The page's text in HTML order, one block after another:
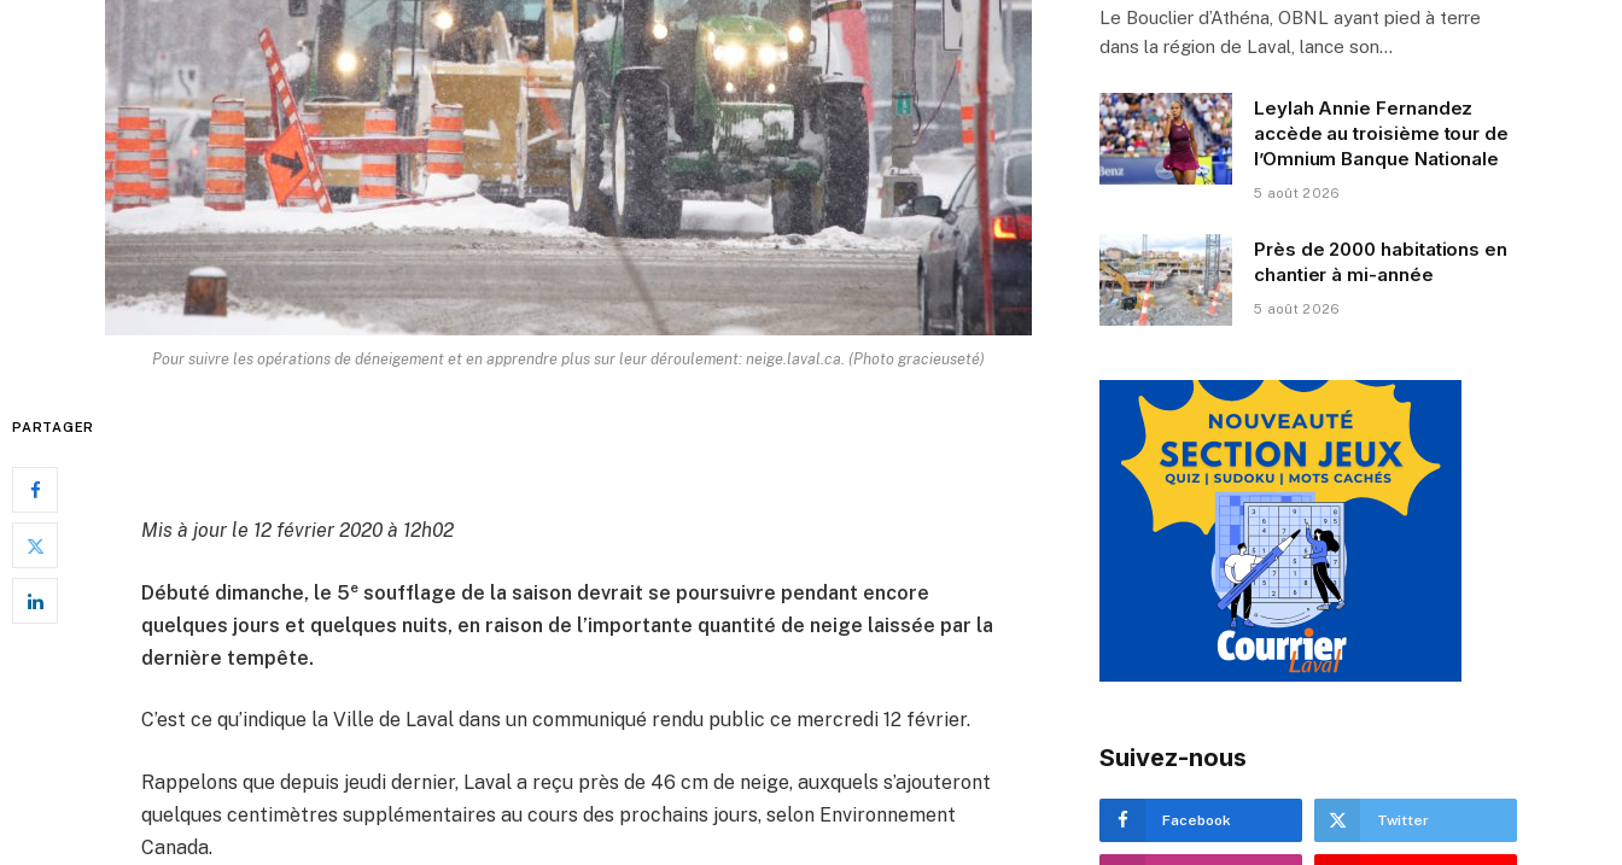
Pour suivre les opérations de déneigement et en apprendre plus sur leur déroulement: neige.laval.ca. (Photo gracieuseté)
PARTAGER
Mis à jour le 12 février 2020 à 12h02
Débuté dimanche, le 5e soufflage de la saison devrait se poursuivre pendant encore
quelques jours et quelques nuits, en raison de l’importante quantité de neige laissée par la
dernière tempête.
C’est ce qu’indique la Ville de Laval dans un communiqué rendu public ce mercredi 12 février.
Rappelons que depuis jeudi dernier, Laval a reçu près de 46 cm de neige, auxquels s’ajouteront
quelques centimètres supplémentaires au cours des prochains jours, selon Environnement
Canada.
Le Bouclier d’Athéna, OBNL ayant pied à terre
dans la région de Laval, lance son…
Leylah Annie Fernandez
accède au troisième tour de
l’Omnium Banque Nationale
5 août 2026
Près de 2000 habitations en
chantier à mi-année
5 août 2026
Suivez-nous
Facebook Twitter